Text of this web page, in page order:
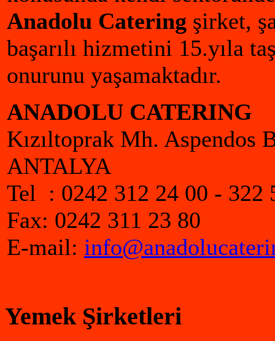
Anadolu Catering şirket,
başarılı hizmetini 15.yıla
onurunu yaşamaktadır.
ANADOLU CATERING
Kızıltoprak Mh. Aspendos
ANTALYA
Tel : 0242 312 24 00 - 322
Fax: 0242 311 23 80
E-mail:
Yemek Şirketleri